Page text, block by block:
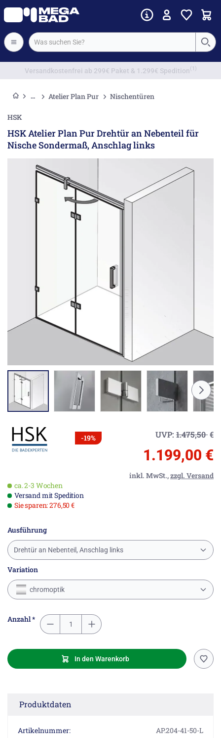
Vorkassenrabatt
Atelier Plan Pur Nischentüren
HSK
HSK Atelier Plan Pur Drehtür an Nebenteil für
Nische Sondermaß, Anschlag links
-19% UVP: 1.475,50€
1.199,00 €
inkl. MwSt.,zzgl. Versand
ca. 2-3 Wochen
Versand mit Spedition
Sie sparen: 276,50 €
Ausführung
Drehtür an Nebenteil, Anschlag links
Variation
chromoptik
Anzahl *
In den Warenkorb
Produktdaten
Artikelnummer: AP.204-41-50-L